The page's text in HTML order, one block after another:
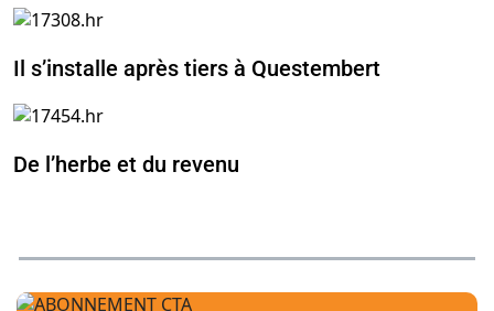
Il s’installe après tiers à Questembert
De l’herbe et du revenu